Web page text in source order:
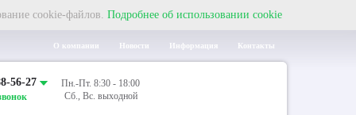
cookie-файлов. Подробнее об использовании cookie
О компании Новости Информация Контакты
56-27
Пн.-Пт. 8:30 - 18:00
Сб., Вс. выходной